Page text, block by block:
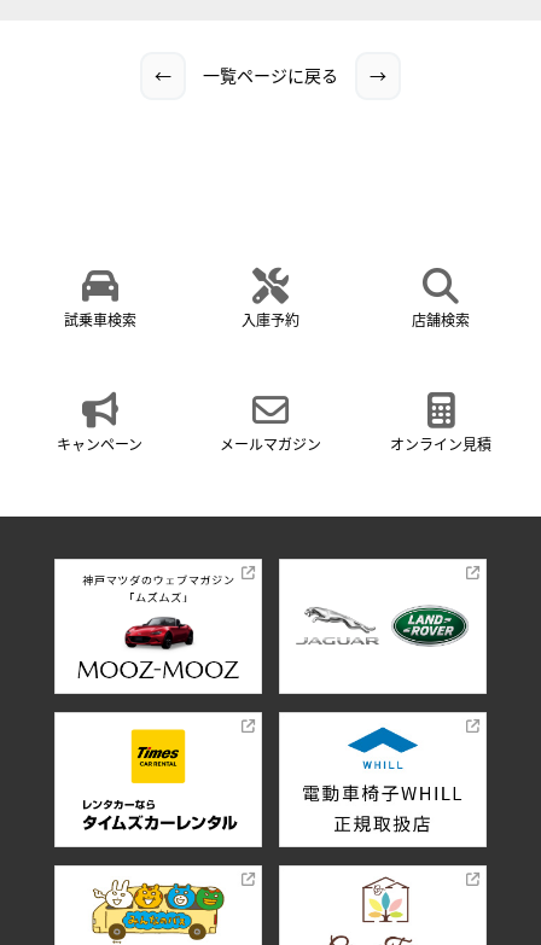
← 一覧ページに戻る →
試乗車検索 入庫予約 店舗検索
キャンペーン メールマガジン オンライン見積